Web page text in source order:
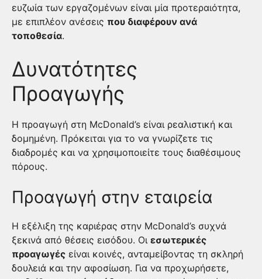
ευζωία των εργαζομένων είναι μία προτεραιότητα,
με επιπλέον ανέσεις που διαφέρουν ανά
τοποθεσία.
Δυνατότητες
Προαγωγής
Η προαγωγή στη McDonald’s είναι ρεαλιστική και
δομημένη. Πρόκειται για το να γνωρίζετε τις
διαδρομές και να χρησιμοποιείτε τους διαθέσιμους
πόρους.
Προαγωγή στην εταιρεία
Η εξέλιξη της καριέρας στην McDonald’s συχνά
ξεκινά από θέσεις εισόδου. Οι εσωτερικές
προαγωγές είναι κοινές, ανταμείβοντας τη σκληρή
δουλειά και την αφοσίωση. Για να προχωρήσετε,